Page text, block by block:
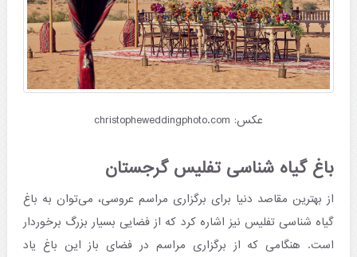
عکس: christopheweddingphoto.com
باغ گیاه شناسی تفلیس گرجستان
از بهترین مقاصد دنیا برای برگزاری مراسم عروسی، می‌توان به باغ
گیاه شناسی تفلیس نیز اشاره کرد که از فضایی بسیار بزرگ برخوردار
است. هنگامی که از برگزاری مراسم در فضای باز این باغ یاد